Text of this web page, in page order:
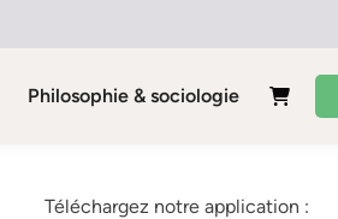
Philosophie & sociologie
Téléchargez notre application :